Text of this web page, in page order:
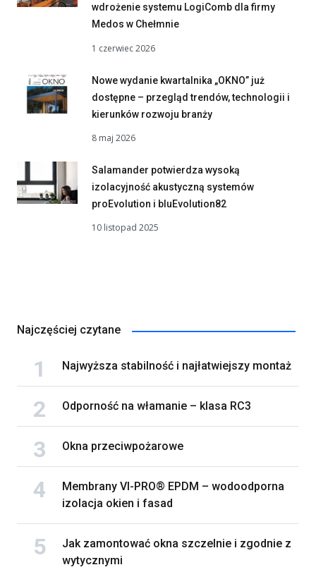
wdrożenie systemu LogiComb dla firmy
Medos w Chełmnie
1 czerwiec 2026
Nowe wydanie kwartalnika „OKNO” już
dostępne – przegląd trendów, technologii i
kierunków rozwoju branży
8 maj 2026
Salamander potwierdza wysoką
izolacyjność akustyczną systemów
proEvolution i bluEvolution82
10 listopad 2025
Najczęściej czytane
Najwyższa stabilność i najłatwiejszy montaż
Odporność na włamanie – klasa RC3
Okna przeciwpożarowe
Membrany VI-PRO® EPDM – wodoodporna
izolacja okien i fasad
Jak zamontować okna szczelnie i zgodnie z
wytycznymi